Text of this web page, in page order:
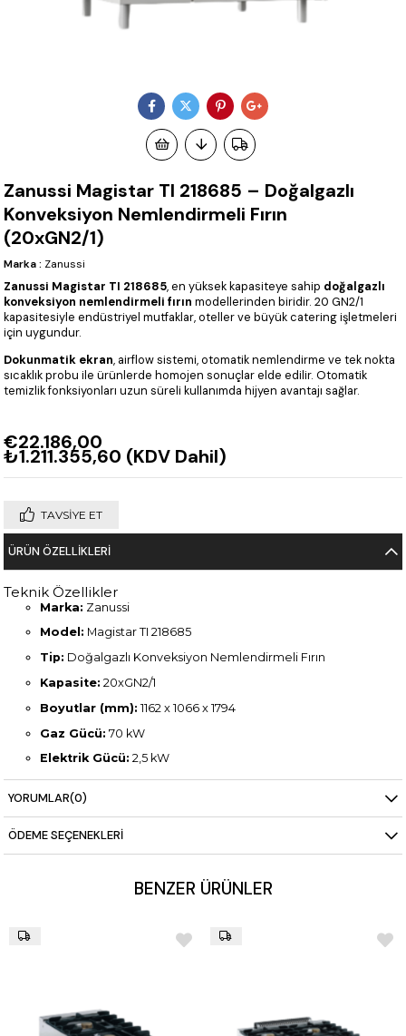
Zanussi Magistar TI 218685 – Doğalgazlı
Konveksiyon Nemlendirmeli Fırın
(20xGN2/1)
Marka : Zanussi
Zanussi Magistar TI 218685, en yüksek kapasiteye sahip doğalgazlı
konveksiyon nemlendirmeli fırın modellerinden biridir. 20 GN2/1
kapasitesiyle endüstriyel mutfaklar, oteller ve büyük catering işletmeleri
için uygundur.
Dokunmatik ekran, airflow sistemi, otomatik nemlendirme ve tek nokta
sıcaklık probu ile ürünlerde homojen sonuçlar elde edilir. Otomatik
temizlik fonksiyonları uzun süreli kullanımda hijyen avantajı sağlar.
€22.186,00
₺1.211.355,60 (KDV Dahil)
TAVSIYE ET
ÜRÜN ÖZELLIKLERI
Teknik Özellikler
Marka: Zanussi
Model: Magistar TI 218685
Tip: Doğalgazlı Konveksiyon Nemlendirmeli Fırın
Kapasite: 20xGN2/1
Boyutlar (mm): 1162 x 1066 x 1794
Gaz Gücü: 70 kW
Elektrik Gücü: 2,5 kW
Ağırlık:335 kg
YORUMLAR(0)
ÖDEME SEÇENEKLERI
BENZER ÜRÜNLER